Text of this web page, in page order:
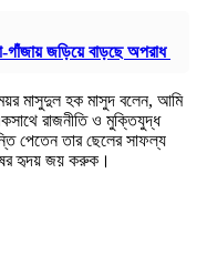
গাঁজায় জড়িয়ে বাড়ছে অপরাধ
মাসুদুল হক মাসুদ বলেন, আমি
রাজনীতি ও মুক্তিযুদ্ধ
পেতেন তার ছেলের সাফল্য
হৃদয় জয় করুক।